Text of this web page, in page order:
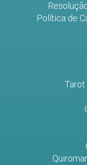
Política de
Tarot